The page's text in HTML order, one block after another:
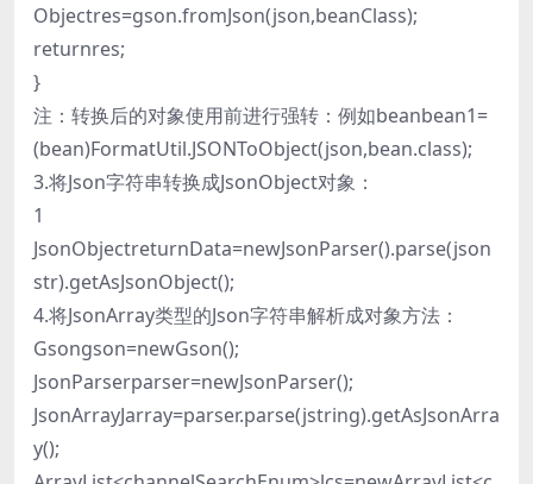
Objectres=gson.fromJson(json,beanClass);
returnres;
}
注：转换后的对象使用前进行强转：例如beanbean1=
(bean)FormatUtil.JSONToObject(json,bean.class);
3.将Json字符串转换成JsonObject对象：
1
JsonObjectreturnData=newJsonParser().parse(json
str).getAsJsonObject();
4.将JsonArray类型的Json字符串解析成对象方法：
Gsongson=newGson();
JsonParserparser=newJsonParser();
JsonArrayJarray=parser.parse(jstring).getAsJsonArra
y();